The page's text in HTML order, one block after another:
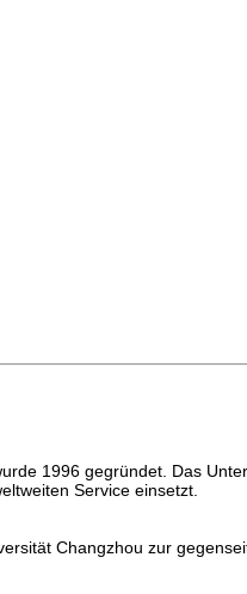
1996 gegründet. Das
Service einsetzt.
Changzhou zur